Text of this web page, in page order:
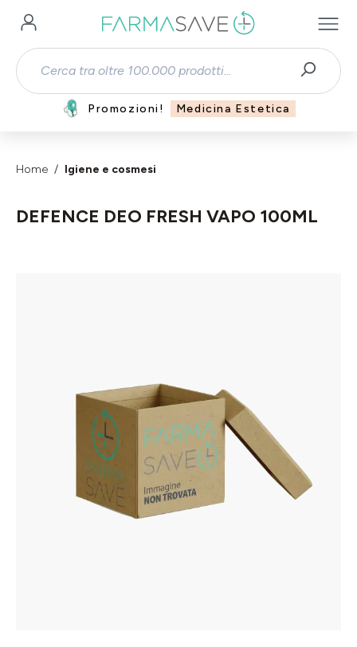
Passa al contenuto principale
Promozioni! Medicina Estetica
Home Igiene e cosmesi
DEFENCE DEO FRESH VAPO 100ML